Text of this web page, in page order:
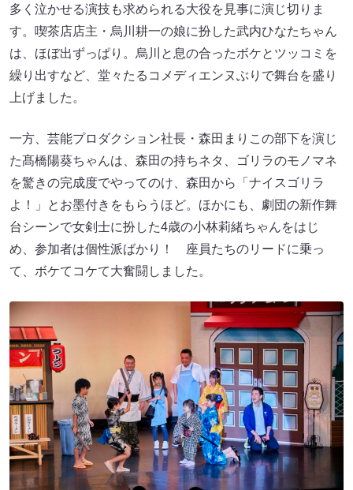
多く泣かせる演技も求められる大役を見事に演じ切りま
す。喫茶店店主・烏川耕一の娘に扮した武内ひなたちゃん
は、ほぼ出ずっぱり。烏川と息の合ったボケとツッコミを
繰り出すなど、堂々たるコメディエンヌぶりで舞台を盛り
上げました。
一方、芸能プロダクション社長・森田まりこの部下を演じ
た髙橋陽葵ちゃんは、森田の持ちネタ、ゴリラのモノマネ
を驚きの完成度でやってのけ、森田から「ナイスゴリラ
よ！」とお墨付きをもらうほど。ほかにも、劇団の新作舞
台シーンで女剣士に扮した4歳の小林莉緒ちゃんをはじ
め、参加者は個性派ばかり！ 座員たちのリードに乗っ
て、ボケてコケて大奮闘しました。